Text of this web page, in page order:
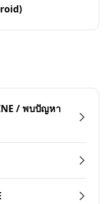
/ พบปัญหา